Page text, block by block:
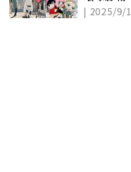
大動漫玩
| 2025/9/